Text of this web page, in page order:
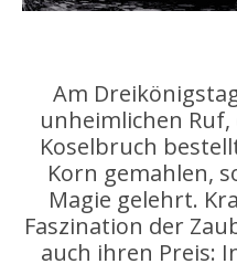
Am
unheimlichen
Koselbruch
Korn gemahlen,
Magie gelehrt.
Faszination der
auch ihren Preis: